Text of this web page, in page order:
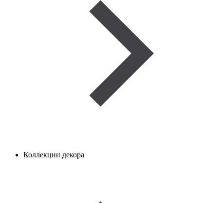
Коллекции декора